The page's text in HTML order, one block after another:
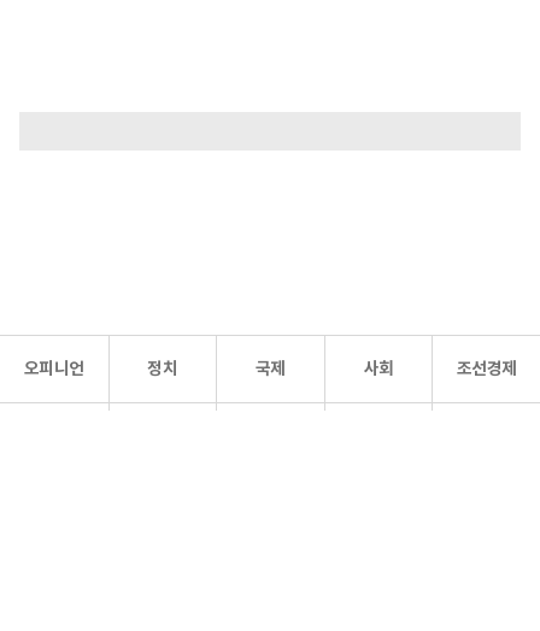
오피니언 정치 국제 사회 조선경제